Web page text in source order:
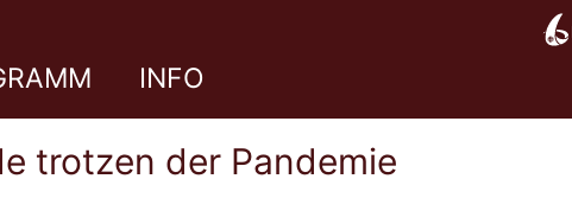
INFO
trotzen der Pandemie